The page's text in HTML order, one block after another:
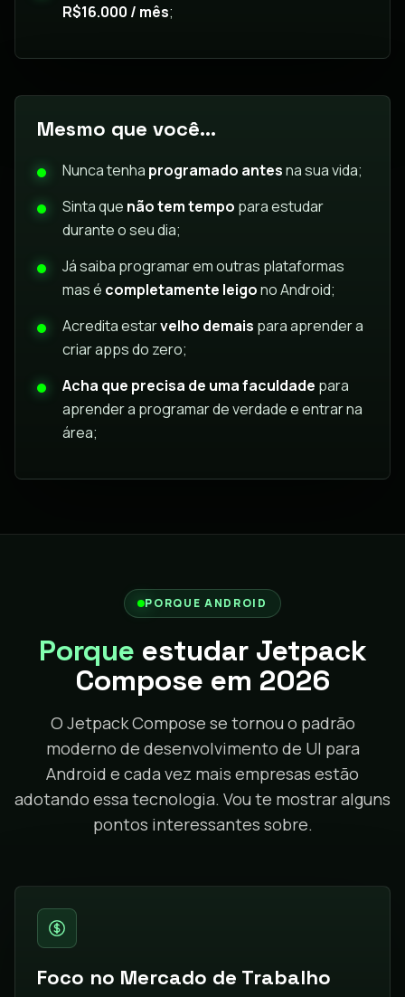
R$16.000 / mês;
Mesmo que você...
Nunca tenha programado antesna sua vida;
Sinta que não tem tempo para estudar
durante o seu dia;
Já saiba programar em outras plataformas
mas é completamente leigono Android;
Acredita estarvelho demais para aprender a
criar apps do zero;
Acha que precisa de uma faculdade para
aprender a programar de verdade e entrar na
área;
PORQUE ANDROID
Porque estudar Jetpack
Compose em 2026
O Jetpack Compose se tornou o padrão
moderno de desenvolvimento de UI para
Android e cada vez mais empresas estão
adotando essa tecnologia. Vou te mostrar alguns
pontos interessantes sobre.
Foco no Mercado de Trabalho